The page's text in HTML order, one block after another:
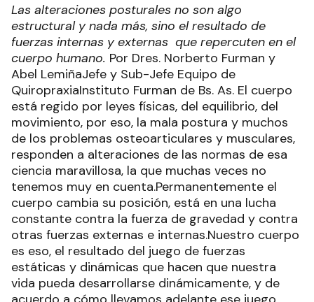
Las alteraciones posturales no son algo
estructural y nada más, sino el resultado de
fuerzas internas y externas que repercuten en el
cuerpo humano. Por Dres. Norberto Furman y
Abel LemiñaJefe y Sub-Jefe Equipo de
QuiropraxiaInstituto Furman de Bs. As. El cuerpo
está regido por leyes físicas, del equilibrio, del
movimiento, por eso, la mala postura y muchos
de los problemas osteoarticulares y musculares,
responden a alteraciones de las normas de esa
ciencia maravillosa, la que muchas veces no
tenemos muy en cuenta.Permanentemente el
cuerpo cambia su posición, está en una lucha
constante contra la fuerza de gravedad y contra
otras fuerzas externas e internas.Nuestro cuerpo
es eso, el resultado del juego de fuerzas
estáticas y dinámicas que hacen que nuestra
vida pueda desarrollarse dinámicamente, y de